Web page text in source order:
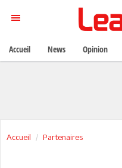
Accueil Partenaires
Accueil News Opinion